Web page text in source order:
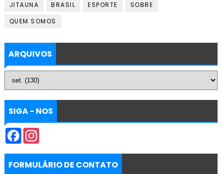
JITAUNA
BRASIL ESPORTE
SOBRE
QUEM SOMOS
ARQUIVOS
SIGA - NOS
F
e
b
I
t
a
FORMULÁRIO DE CONTATO